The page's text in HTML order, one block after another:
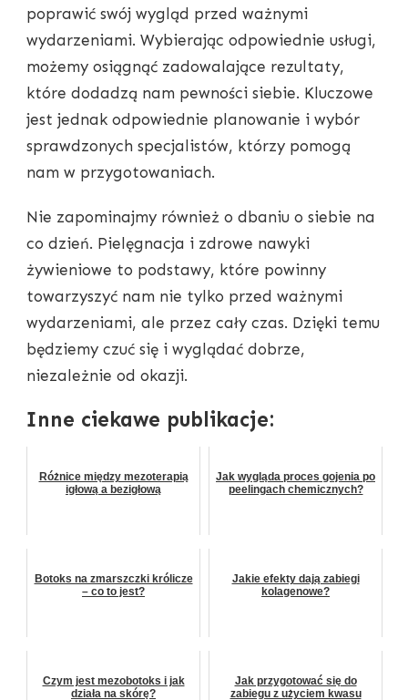
poprawić swój wygląd przed ważnymi
wydarzeniami. Wybierając odpowiednie usługi,
możemy osiągnąć zadowalające rezultaty,
które dodadzą nam pewności siebie. Kluczowe
jest jednak odpowiednie planowanie i wybór
sprawdzonych specjalistów, którzy pomogą
nam w przygotowaniach.
Nie zapominajmy również o dbaniu o siebie na
co dzień. Pielęgnacja i zdrowe nawyki
żywieniowe to podstawy, które powinny
towarzyszyć nam nie tylko przed ważnymi
wydarzeniami, ale przez cały czas. Dzięki temu
będziemy czuć się i wyglądać dobrze,
niezależnie od okazji.
Inne ciekawe publikacje:
Różnice między mezoterapią
igłową a bezigłową
Jak wygląda proces gojenia po
peelingach chemicznych?
Botoks na zmarszczki królicze
– co to jest?
Jakie efekty dają zabiegi
kolagenowe?
Czym jest mezobotoks i jak
działa na skórę?
Jak przygotować się do
zabiegu z użyciem kwasu